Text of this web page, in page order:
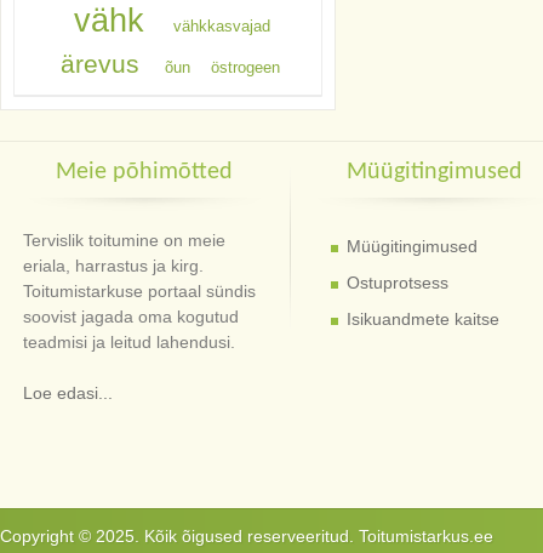
vähk vähkkasvajad
ärevus õun östrogeen
Meie põhimõtted
Tervislik toitumine on meie
eriala, harrastus ja kirg.
Toitumistarkuse portaal sündis
soovist jagada oma kogutud
teadmisi ja leitud lahendusi.
Loe edasi...
Müügitingimused
Müügitingimused
Ostuprotsess
Isikuandmete kaitse
Copyright © 2025. Kõik õigused reserveeritud. Toitumistarkus.ee